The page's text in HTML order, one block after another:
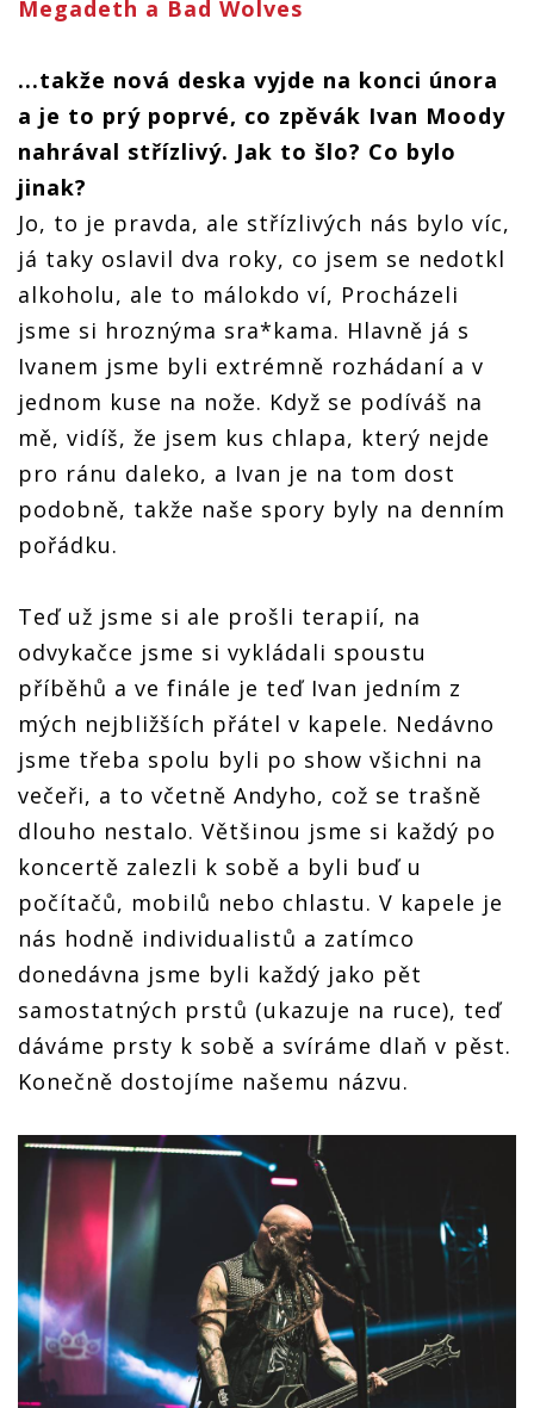
Megadeth a Bad Wolves
...takže nová deska vyjde na konci února
a je to prý poprvé, co zpěvák Ivan Moody
nahrával střízlivý. Jak to šlo? Co bylo
jinak?
Jo, to je pravda, ale střízlivých nás bylo víc,
já taky oslavil dva roky, co jsem se nedotkl
alkoholu, ale to málokdo ví, Procházeli
jsme si hroznýma sra*kama. Hlavně já s
Ivanem jsme byli extrémně rozhádaní a v
jednom kuse na nože. Když se podíváš na
mě, vidíš, že jsem kus chlapa, který nejde
pro ránu daleko, a Ivan je na tom dost
podobně, takže naše spory byly na denním
pořádku.
Teď už jsme si ale prošli terapií, na
odvykačce jsme si vykládali spoustu
příběhů a ve finále je teď Ivan jedním z
mých nejbližších přátel v kapele. Nedávno
jsme třeba spolu byli po show všichni na
večeři, a to včetně Andyho, což se trašně
dlouho nestalo. Většinou jsme si každý po
koncertě zalezli k sobě a byli buď u
počítačů, mobilů nebo chlastu. V kapele je
nás hodně individualistů a zatímco
donedávna jsme byli každý jako pět
samostatných prstů (ukazuje na ruce), teď
dáváme prsty k sobě a svíráme dlaň v pěst.
Konečně dostojíme našemu názvu.